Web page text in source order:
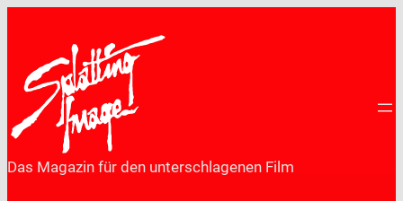
Das Magazin für den unterschlagenen Film